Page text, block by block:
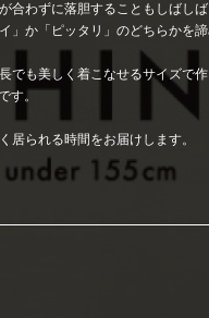
合わずに落胆することもしばしば
か「ピッタリ」のどちらかを
でも美しく着こなせるサイズで
す。
居られる時間をお届けします。